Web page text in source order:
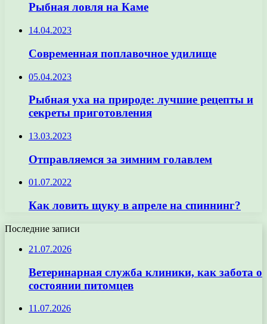
Рыбная ловля на Каме
14.04.2023
Современная поплавочное удилище
05.04.2023
Рыбная уха на природе: лучшие рецепты и
секреты приготовления
13.03.2023
Отправляемся за зимним голавлем
01.07.2022
Как ловить щуку в апреле на спиннинг?
Последние записи
21.07.2026
Ветеринарная служба клиники, как забота о
состоянии питомцев
11.07.2026